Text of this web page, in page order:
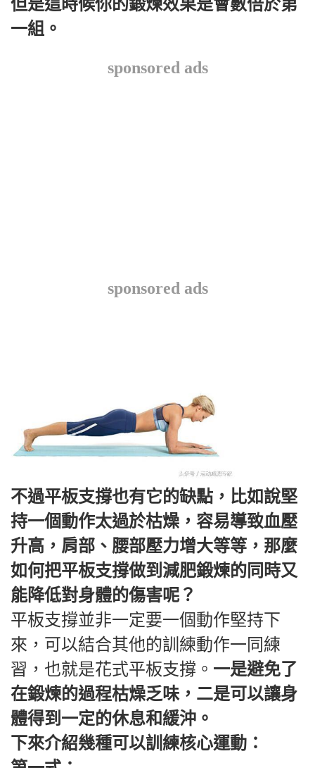
但是這時候你的鍛煉效果是會數倍於第
一組。
sponsored ads
sponsored ads
不過平板支撐也有它的缺點，比如說堅
持一個動作太過於枯燥，容易導致血壓
升高，肩部、腰部壓力增大等等，那麼
如何把平板支撐做到減肥鍛煉的同時又
能降低對身體的傷害呢？
平板支撐並非一定要一個動作堅持下
來，可以結合其他的訓練動作一同練
習，也就是花式平板支撐。 一是避免了
在鍛煉的過程枯燥乏味，二是可以讓身
體得到一定的休息和緩沖。
下來介紹幾種可以訓練核心運動：